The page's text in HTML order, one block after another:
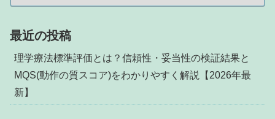
最近の投稿
理学療法標準評価とは？信頼性・妥当性の検証結果と
MQS(動作の質スコア)をわかりやすく解説【2026年最
新】